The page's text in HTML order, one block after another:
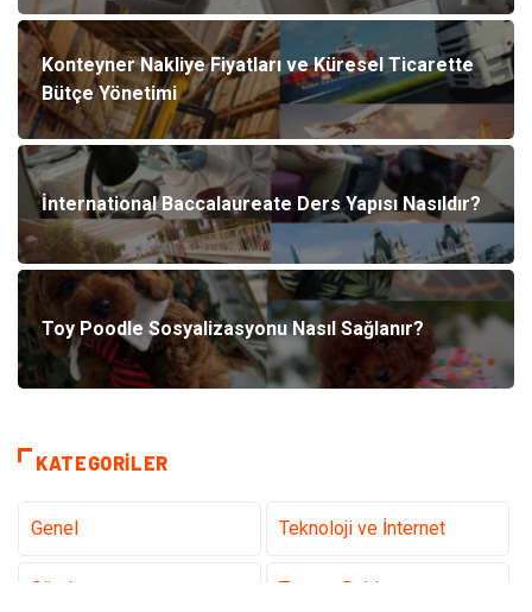
Konteyner Nakliye Fiyatları ve Küresel Ticarette
Bütçe Yönetimi
İnternational Baccalaureate Ders Yapısı Nasıldır?
Toy Poodle Sosyalizasyonu Nasıl Sağlanır?
KATEGORILER
Genel Teknoloji ve İnternet
Gündem Tanıtıcı Reklam